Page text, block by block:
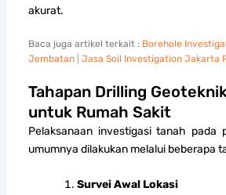
akurat.
Baca juga artikel terkait : Borehole
Jembatan | Jasa Soil Investigation Jakarta
Tahapan Drilling
untuk Rumah Sakit
Pelaksanaan investigasi tanah pada
umumnya dilakukan melalui beberapa
Survei Awal Lokasi